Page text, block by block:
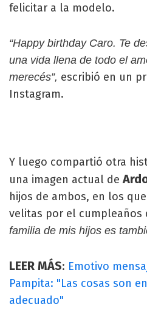
felicitar a la modelo.
“Happy birthday Caro. Te
una vida llena de todo el
merecés”, escribió en un
Instagram.
Y luego compartió otra
una imagen actual de
hijos de ambos, en los
velitas por el cumpleaños
familia de mis hijos es
LEER MÁS: Emotivo
Pampita: "Las cosas son
adecuado"